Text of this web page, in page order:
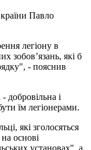
Павло
легіону в
зобов’язань, які б
- пояснив
добровільна і
їм легіонерами.
які зголосяться
основі
установах", а